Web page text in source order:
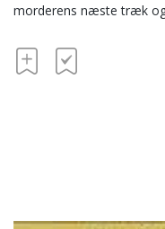
morderens næste træk